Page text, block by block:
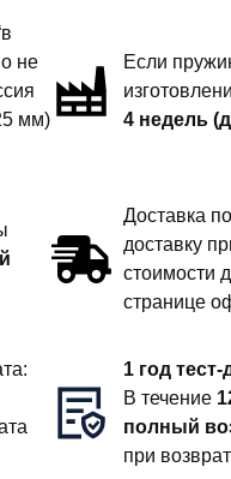
не
мм)
Если
4 недель
Доставка
доставку
стоимости
странице
1 год
В течение
полный
при